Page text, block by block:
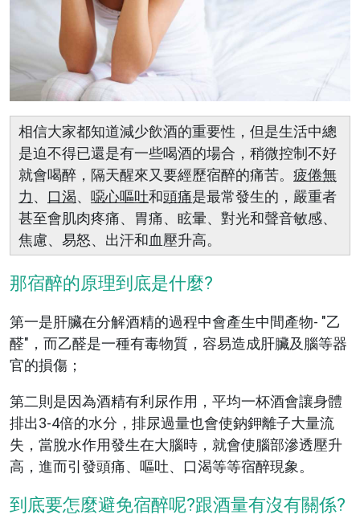
相信大家都知道減少飲酒的重要性，但是生活中總
是迫不得已還是有一些喝酒的場合，稍微控制不好
就會喝醉，隔天醒來又要經歷宿醉的痛苦。 疲倦無
力、 口渴、 噁心嘔吐和頭痛是最常發生的，嚴重者
甚至會肌肉疼痛、胃痛、眩暈、對光和聲音敏感、
焦慮、易怒、出汗和血壓升高。
那宿醉的原理到底是什麼?
第一是肝臟在分解酒精的過程中會產生中間產物- 乙
醛
，而乙醛是一種有毒物質，容易造成肝臟及腦等器
官的損傷；
第二則是因為酒精有利尿作用，平均一杯酒會讓身體
排出3-4倍的水分，排尿過量也會使鈉鉀離子大量流
失，當脫水作用發生在大腦時，就會使腦部滲透壓升
高，進而引發頭痛、嘔吐、口渴等等宿醉現象。
到底要怎麼避免宿醉呢?跟酒量有沒有關係?